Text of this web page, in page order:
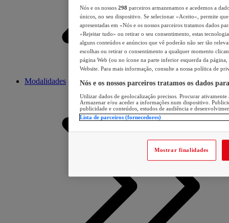
Modalidades
Nós e os nossos 298 parceiros armazenamos e acedemos a
únicos, no seu dispositivo. Se selecionar «Aceito», permite
apresentadas em «Nós e os nossos parceiros tratamos dados
«Rejeitar tudo» ou retirar o seu consentimento, estas
alguns conteúdos e anúncios que vê poderão não ser tão
escolhas ou retirar o consentimento a qualquer momento
página Web (ou no ícone na parte inferior esquerda da página,
Website. Para mais informação, consulte a nossa política de
Nós e os nossos parceiros tratamos os dados
Utilizar dados de geolocalização precisos. Procurar
Armazenar e/ou aceder a informações num dispositivo.
publicidade e conteúdos, estudos de audiência e
Lista de parceiros (fornecedores)
Mostrar finalidades